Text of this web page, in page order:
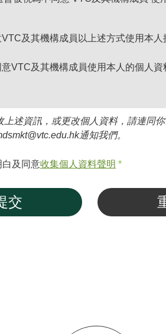
及其機構成員以上述方式使用本
VTC及其機構成員使用本人的個人
上述資訊，或更改個人資料，請連同
通知我們。
白及同意收集個人資料聲明 *
交